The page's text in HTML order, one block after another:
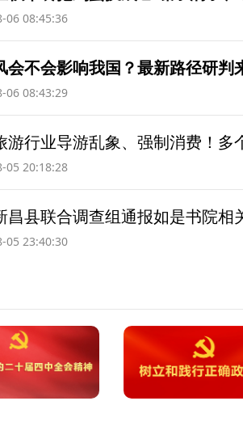
06 08:45:36
会不会影响我国？最新路径研判
06 08:43:29
游行业导游乱象、强制消费！多
05 20:18:28
昌县联合调查组通报如是书院相
05 23:40:30